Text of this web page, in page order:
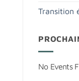
Transition
No Events